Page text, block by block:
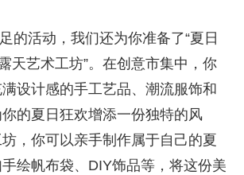
的活动，我们还为你准备了“夏日
天艺术工坊”。在创意市集中，你
设计感的手工艺品、潮流服饰和
的夏日狂欢增添一份独特的风
，你可以亲手制作属于自己的夏
绘帆布袋、DIY饰品等，将这份美